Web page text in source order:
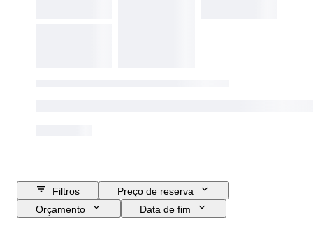
Filtros
Preço de reserva
Orçamento
Data de fim